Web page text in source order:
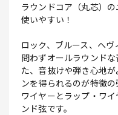
ラウンドコア（丸芯）
使いやすい！
ロック、ブルース、ヘ
問わずオールラウンド
た、音抜けや弾き心地
ンを得られるのが特徴
ワイヤーとラップ・ワ
ンド弦です。